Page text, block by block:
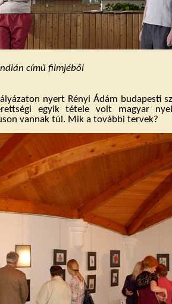
című filmjéből
nyert Rényi Ádám budapesti
egyik tétele volt magyar
vannak túl. Mik a további tervek?